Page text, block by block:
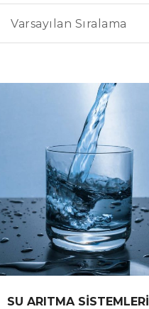
SU ARITMA SISTEMLERI